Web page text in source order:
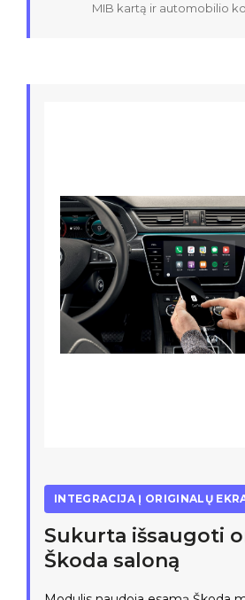
MIB kartą ir automobilio
INTEGRACIJA Į ORIGINALŲ
Sukurta išsaugoti
Škoda saloną